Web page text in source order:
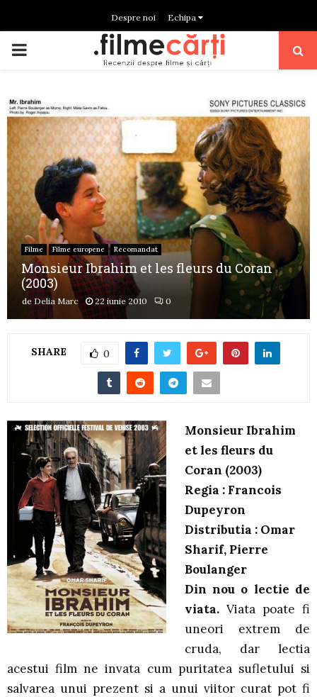
Despre noi Echipa
PRIMARY
Filme Filme europene Recomandat
Monsieur Ibrahim et les fleurs du Coran
(2003)
deDelia Marc 22 iunie 2010 0
SHARE 0
Monsieur Ibrahim
et les fleurs du
Coran (2003)
Regia : Francois
Dupeyron
Distributia : Omar
Sharif, Pierre
Boulanger
Din nou o lectie de
viata. Viata poate fi
uneori extrem de
cruda, dar lectia
acestui film ne invata cum puritatea sufletului si
salvarea unui prezent si a unui viitor curat pot fi